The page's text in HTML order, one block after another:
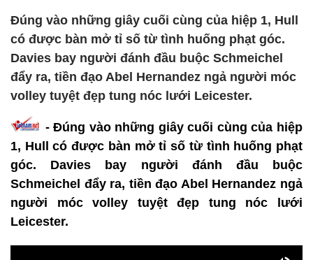
Đúng vào những giây cuối cùng của hiệp 1, Hull
có được bàn mở tỉ số từ tình huống phạt góc.
Davies bay người đánh đầu buộc Schmeichel
đẩy ra, tiền đạo Abel Hernandez ngả người móc
volley tuyệt đẹp tung nóc lưới Leicester.
- Đúng vào những giây cuối cùng của hiệp
1, Hull có được bàn mở tỉ số từ tình huống phạt
góc. Davies bay người đánh đầu buộc
Schmeichel đẩy ra, tiền đạo Abel Hernandez ngả
người móc volley tuyệt đẹp tung nóc lưới
Leicester.